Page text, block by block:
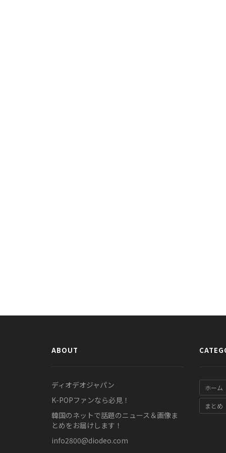
ABOUT
ディオデオジャパン
K-POPファンなら必見！
韓国のネットで話題のニュース＆画像ま
とめをお届けします！
info2800@diodeo.com
ホーム
まとめ